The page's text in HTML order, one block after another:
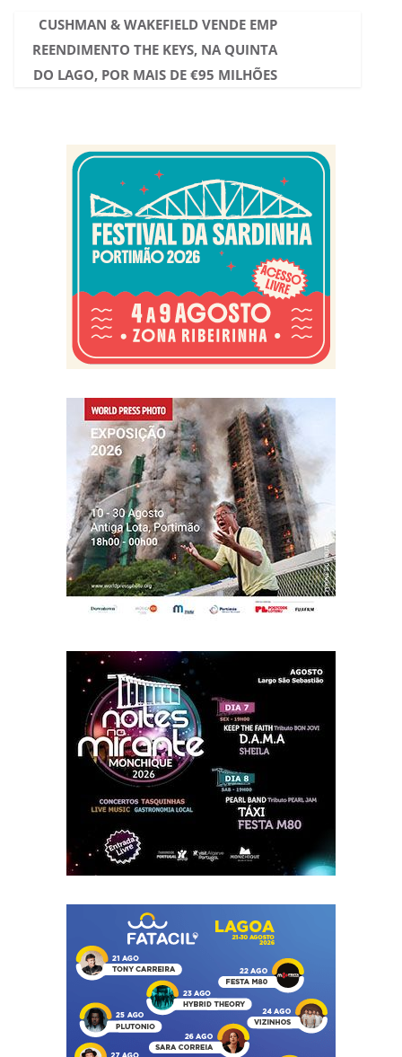
CUSHMAN & WAKEFIELD VENDE EMP
REENDIMENTO THE KEYS, NA QUINTA
DO LAGO, POR MAIS DE €95 MILHÕES